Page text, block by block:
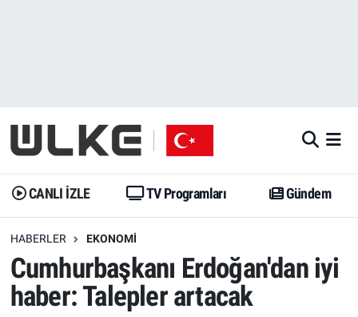
CANLI İZLE TV Programları Gündem
HABERLER EKONOMI
Cumhurbaşkanı Erdoğan'dan iyi
haber: Talepler artacak
Gündem
Dünya
Erişim Bilgileri
Ekonomi
Gündem
Trend
Erişim Bilgileri
Spor
İstanbul Namaz Vakitleri
Trafik Durumu
Erişim Bilgileri
Tüm Manşetler